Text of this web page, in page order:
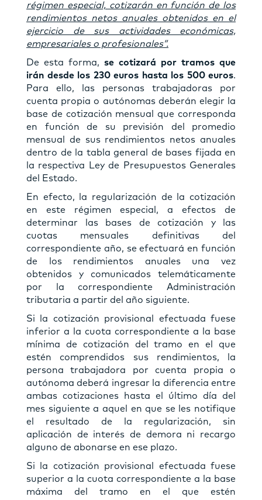
régimen especial, cotizarán en función de los
rendimientos netos anuales obtenidos en el
ejercicio de sus actividades económicas,
empresariales o profesionales”.
De esta forma, se cotizará por tramos que
irán desde los 230 euros hasta los 500 euros.
Para ello, las personas trabajadoras por
cuenta propia o autónomas deberán elegir la
base de cotización mensual que corresponda
en función de su previsión del promedio
mensual de sus rendimientos netos anuales
dentro de la tabla general de bases fijada en
la respectiva Ley de Presupuestos Generales
del Estado.
En efecto, la regularización de la cotización
en este régimen especial, a efectos de
determinar las bases de cotización y las
cuotas mensuales definitivas del
correspondiente año, se efectuará en función
de los rendimientos anuales una vez
obtenidos y comunicados telemáticamente
por la correspondiente Administración
tributaria a partir del año siguiente.
Si la cotización provisional efectuada fuese
inferior a la cuota correspondiente a la base
mínima de cotización del tramo en el que
estén comprendidos sus rendimientos, la
persona trabajadora por cuenta propia o
autónoma deberá ingresar la diferencia entre
ambas cotizaciones hasta el último día del
mes siguiente a aquel en que se les notifique
el resultado de la regularización, sin
aplicación de interés de demora ni recargo
alguno de abonarse en ese plazo.
Si la cotización provisional efectuada fuese
superior a la cuota correspondiente a la base
máxima del tramo en el que estén